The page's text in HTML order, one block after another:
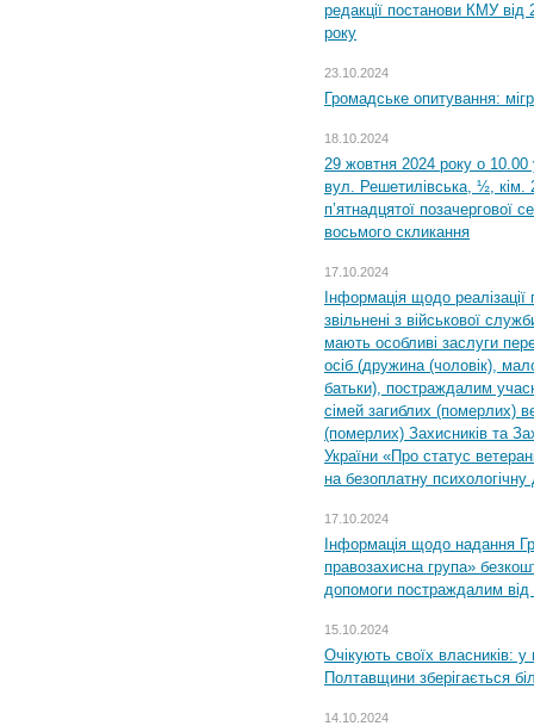
редакції постанови КМУ
року
23.10.2024
Громадське опитування:
18.10.2024
29 жовтня 2024 року о 10.00
вул. Решетилівська, ½, кім.
п’ятнадцятої позачергової
восьмого скликання
17.10.2024
Інформація щодо
звільнені з військової
мають особливі заслуги
осіб (дружина (чоловік),
батьки), постраждалим
сімей загиблих (померлих)
(померлих) Захисників та
України «Про статус
на безоплатну психологічну
17.10.2024
Інформація щодо надання
правозахисна група»
допомоги постраждалим від
15.10.2024
Очікують своїх власників: у
Полтавщини зберігається
14.10.2024